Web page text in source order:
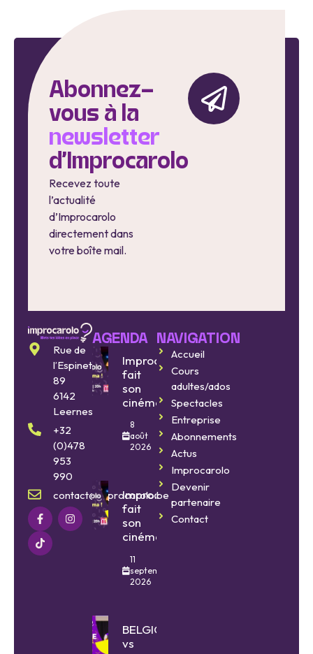
Abonnez-
vous à la
newsletter
d'Improcarolo
Recevez toute
l’actualité
d’Improcarolo
directement dans
votre boîte mail.
Rue de
l’Espinette
89
6142
Leernes
+32
(0)478
953
990
contact@improcarolo.be
AGENDA
Improcarolo
fait
son
cinéma
8
août
2026
Improcarolo
fait
son
cinéma
11
septembre
2026
BELGIQUE
vs
NAVIGATION
Accueil
Cours
adultes/ados
Spectacles
Entreprise
Abonnements
Actus
Improcarolo
Devenir
partenaire
Contact